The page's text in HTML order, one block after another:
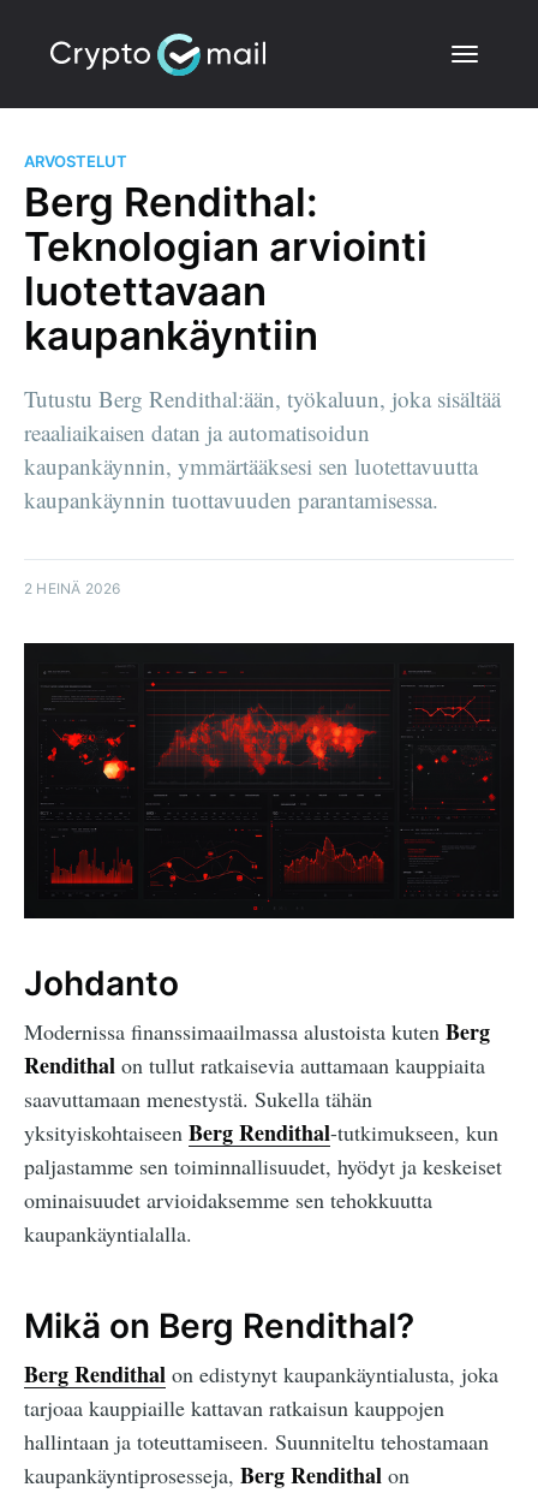
ARVOSTELUT
Berg Rendithal:
Teknologian arviointi
luotettavaan
kaupankäyntiin
Tutustu Berg Rendithal:ään, työkaluun, joka sisältää
reaaliaikaisen datan ja automatisoidun
kaupankäynnin, ymmärtääksesi sen luotettavuutta
kaupankäynnin tuottavuuden parantamisessa.
2 HEINÄ 2026
Johdanto
Modernissa finanssimaailmassa alustoista kuten Berg
Rendithal on tullut ratkaisevia auttamaan kauppiaita
saavuttamaan menestystä. Sukella tähän
yksityiskohtaiseen Berg Rendithal-tutkimukseen, kun
paljastamme sen toiminnallisuudet, hyödyt ja keskeiset
ominaisuudet arvioidaksemme sen tehokkuutta
kaupankäyntialalla.
Mikä on Berg Rendithal?
Berg Rendithal on edistynyt kaupankäyntialusta, joka
tarjoaa kauppiaille kattavan ratkaisun kauppojen
hallintaan ja toteuttamiseen. Suunniteltu tehostamaan
kaupankäyntiprosesseja, Berg Rendithal on